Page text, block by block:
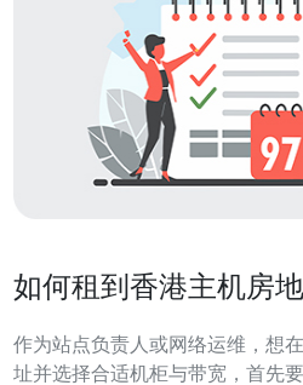
如何租到香港主机房
作为站点负责人或网络运维，想
址并选择合适机柜与带宽，首先